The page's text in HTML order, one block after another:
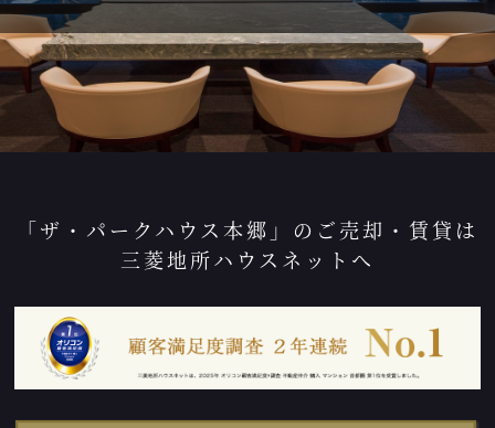
「ザ・パークハウス本郷」のご売却・賃貸は
三菱地所ハウスネットへ